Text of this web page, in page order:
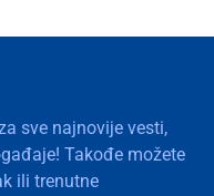
sve najnovije vesti,
Takođe možete
ili trenutne